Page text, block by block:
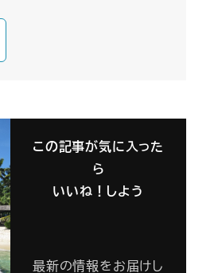
この記事が気に入った
ら
いいね！しよう
最新の情報をお届けし